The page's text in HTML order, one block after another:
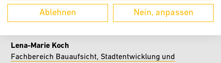
ERREICHBARKEIT
Lena-Marie Koch
Fachbereich Bauaufsicht, Stadtentwicklung und
Ablehnen Nein, anpassen